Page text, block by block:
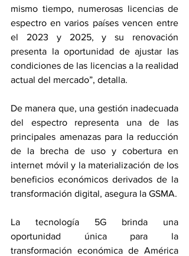
mismo tiempo, numerosas licencias de
espectro en varios países vencen entre
el 2023 y 2025, y su renovación
presenta la oportunidad de ajustar las
condiciones de las licencias a la realidad
actual del mercado”, detalla.
De manera que, una gestión inadecuada
del espectro representa una de las
principales amenazas para la reducción
de la brecha de uso y cobertura en
internet móvil y la materialización de los
beneficios económicos derivados de la
transformación digital, asegura la GSMA.
La tecnología 5G brinda una
oportunidad única para la
transformación económica de América